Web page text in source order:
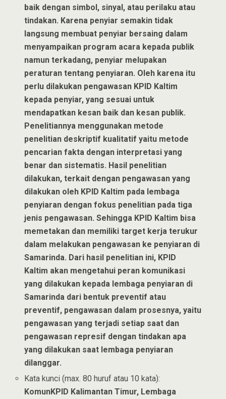
baik dengan simbol, sinyal, atau perilaku atau
tindakan. Karena penyiar semakin tidak
langsung membuat penyiar bersaing dalam
menyampaikan program acara kepada publik
namun terkadang, penyiar melupakan
peraturan tentang penyiaran. Oleh karena itu
perlu dilakukan pengawasan KPID Kaltim
kepada penyiar, yang sesuai untuk
mendapatkan kesan baik dan kesan publik.
Penelitiannya menggunakan metode
penelitian deskriptif kualitatif yaitu metode
pencarian fakta dengan interpretasi yang
benar dan sistematis. Hasil penelitian
dilakukan, terkait dengan pengawasan yang
dilakukan oleh KPID Kaltim pada lembaga
penyiaran dengan fokus penelitian pada tiga
jenis pengawasan. Sehingga KPID Kaltim bisa
memetakan dan memiliki target kerja terukur
dalam melakukan pengawasan ke penyiaran di
Samarinda. Dari hasil penelitian ini, KPID
Kaltim akan mengetahui peran komunikasi
yang dilakukan kepada lembaga penyiaran di
Samarinda dari bentuk preventif atau
preventif, pengawasan dalam prosesnya, yaitu
pengawasan yang terjadi setiap saat dan
pengawasan represif dengan tindakan apa
yang dilakukan saat lembaga penyiaran
dilanggar.
Kata kunci (max. 80 huruf atau 10 kata):
KomunKPID Kalimantan Timur, Lembaga